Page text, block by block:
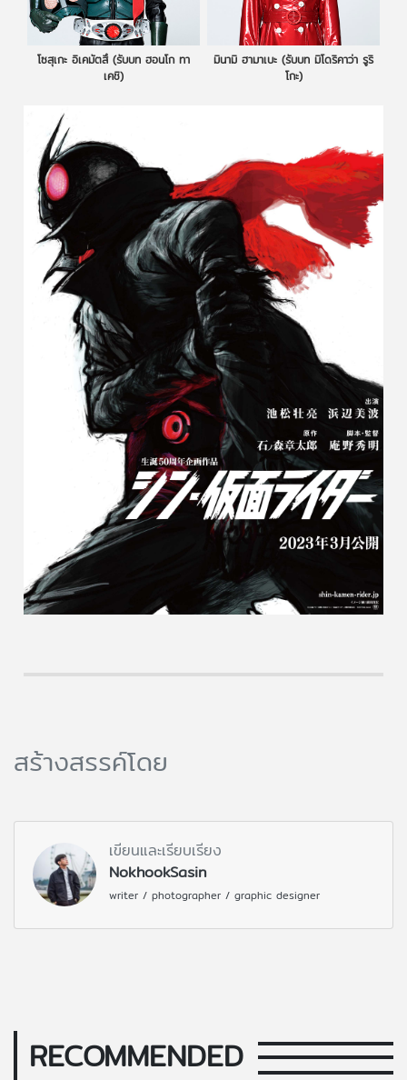
โซสุเกะ อิเคมัตสึ (รับบท ฮอนโก ทา
เคชิ)
มินามิ ฮามาเบะ (รับบท มิโดริคาว่า รูริ
โกะ)
สร้างสรรค์โดย
เขียนและเรียบเรียง
NokhookSasin
writer / photographer / graphic designer
RECOMMENDED